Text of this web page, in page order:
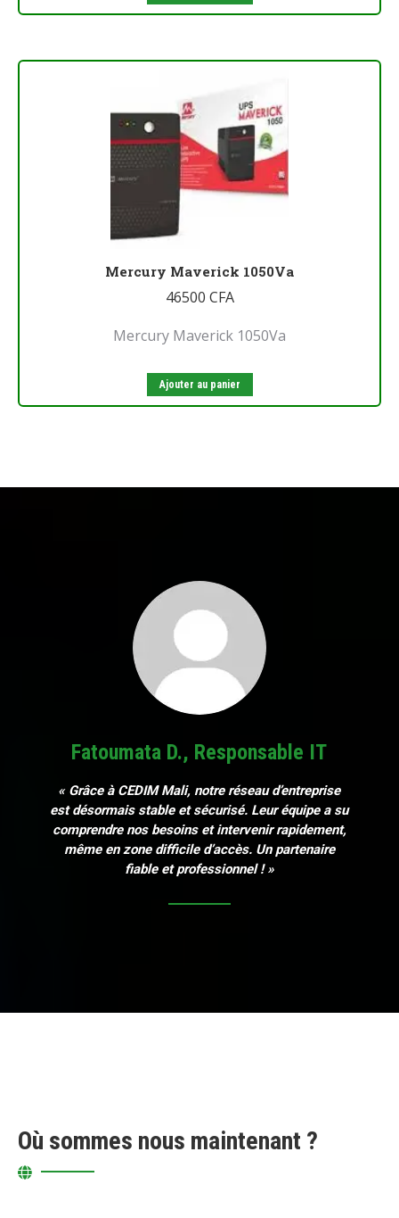
Mercury Maverick 1050Va
46500 CFA
Mercury Maverick 1050Va
Ajouter au panier
Fatoumata D., Responsable IT
« Grâce à CEDIM Mali, notre réseau d’entreprise
est désormais stable et sécurisé. Leur équipe a su
comprendre nos besoins et intervenir rapidement,
même en zone difficile d’accès. Un partenaire
fiable et professionnel ! »
Où sommes nous maintenant ?